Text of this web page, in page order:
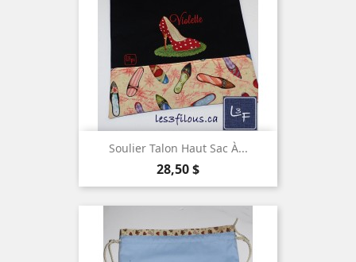
Soulier Talon Haut Sac À...
Prix
28,50 $